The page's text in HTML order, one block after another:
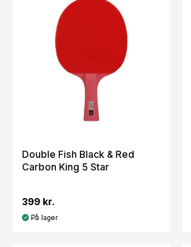
Double Fish Black & Red
Carbon King 5 Star
399 kr.
På lager